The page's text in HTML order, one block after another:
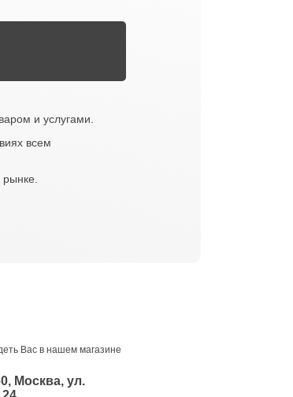
и услугами.
всем
рынке.
Вас в нашем магазине
Москва, ул.